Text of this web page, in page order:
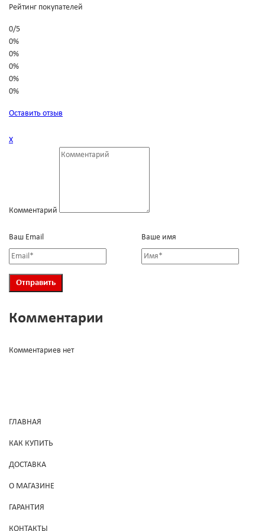
Рейтинг покупателей
0/5
0%
0%
0%
0%
0%
Оставить отзыв
Х
Комментарий
Ваш Email Ваше имя
Комментарии
Комментариев нет
ГЛАВНАЯ
КАК КУПИТЬ
ДОСТАВКА
О МАГАЗИНЕ
ГАРАНТИЯ
КОНТАКТЫ